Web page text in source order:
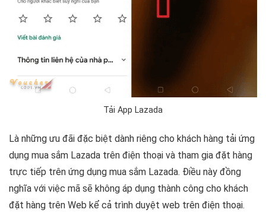
Tải App Lazada
Là những ưu đãi đặc biệt dành riêng cho khách hàng tải ứng
dụng mua sắm Lazada trên điện thoại và tham gia đặt hàng
trực tiếp trên ứng dụng mua sắm Lazada. Điều này đồng
nghĩa với việc mã sẽ không áp dụng thành công cho khách
đặt hàng trên Web kể cả trình duyệt web trên điện thoại.